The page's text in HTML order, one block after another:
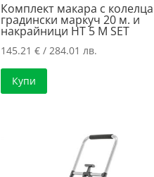
Комплект макара с колелца
градински маркуч 20 м. и
накрайници HT 5 M SET
145.21€ / 284.01 лв.
Купи